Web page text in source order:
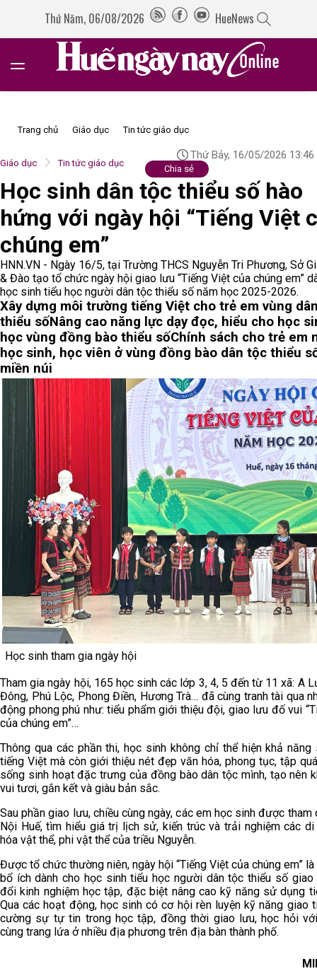
Thứ Năm, 06/08/2026 HueNews
Trang chủ Giáo dục Tin tức giáo dục
Giáo dục Tin tức giáo dục
Thứ Bảy, 16/05/2026 13:46
Chia sẻ
Học sinh dân tộc thiểu số hào
hứng với ngày hội “Tiếng Việt
chúng em”
HNN.VN - Ngày 16/5, tại Trường THCS Nguyễn Tri Phương, Sở
& Đào tạo tổ chức ngày hội giao lưu “Tiếng Việt của chúng em”
học sinh tiểu học người dân tộc thiểu số năm học 2025-2026.
Xây dựng môi trường tiếng Việt cho trẻ em vùng
thiểu sốNâng cao năng lực dạy đọc, hiểu cho học
học vùng đồng bào thiểu sốChính sách cho trẻ em
học sinh, học viên ở vùng đồng bào dân tộc thiểu
miền núi
Học sinh tham gia ngày hội
Tham gia ngày hội, 165 học sinh các lớp 3, 4, 5 đến từ 11 xã: A
Đông, Phú Lộc, Phong Điền, Hương Trà… đã cùng tranh tài qua
động phong phú như: tiểu phẩm giới thiệu đội, giao lưu đố vui
của chúng em”…
Thông qua các phần thi, học sinh không chỉ thể hiện khả
tiếng Việt mà còn giới thiệu nét đẹp văn hóa, phong tục, tập
sống sinh hoạt đặc trưng của đồng bào dân tộc mình, tạo nên
vui tươi, gắn kết và giàu bản sắc.
Sau phần giao lưu, chiều cùng ngày, các em học sinh được tham
Nội Huế, tìm hiểu giá trị lịch sử, kiến trúc và trải nghiệm các
hóa vật thể, phi vật thể của triều Nguyễn.
Được tổ chức thường niên, ngày hội “Tiếng Việt của chúng em”
bổ ích dành cho học sinh tiểu học người dân tộc thiểu số giao
đổi kinh nghiệm học tập, đặc biệt nâng cao kỹ năng sử dụng
Qua các hoạt động, học sinh có cơ hội rèn luyện kỹ năng giao
cường sự tự tin trong học tập, đồng thời giao lưu, học hỏi
cùng trang lứa ở nhiều địa phương trên địa bàn thành phố.